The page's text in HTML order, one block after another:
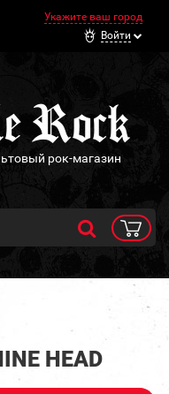
Укажите ваш город
Войти
рок-магазин
HEAD